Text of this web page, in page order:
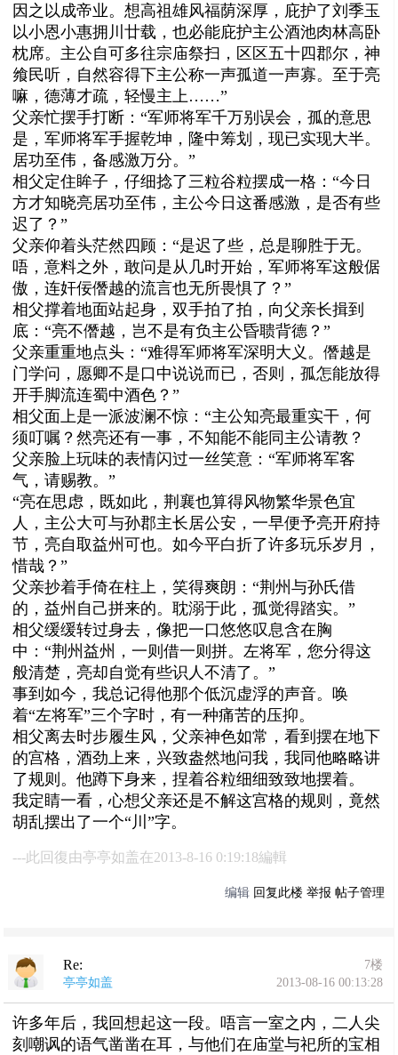
因之以成帝业。想高祖雄风福荫深厚，庇护了刘季玉
以小恩小惠拥川廿载，也必能庇护主公酒池肉林高卧
枕席。主公自可多往宗庙祭扫，区区五十四郡尔，神
飨民听，自然容得下主公称一声孤道一声寡。至于亮
嘛，德薄才疏，轻慢主上……”
父亲忙摆手打断：“军师将军千万别误会，孤的意思
是，军师将军手握乾坤，隆中筹划，现已实现大半。
居功至伟，备感激万分。”
相父定住眸子，仔细捻了三粒谷粒摆成一格：“今日
方才知晓亮居功至伟，主公今日这番感激，是否有些
迟了？”
父亲仰着头茫然四顾：“是迟了些，总是聊胜于无。
唔，意料之外，敢问是从几时开始，军师将军这般倨
傲，连奸佞僭越的流言也无所畏惧了？”
相父撑着地面站起身，双手拍了拍，向父亲长揖到
底：“亮不僭越，岂不是有负主公昏聩背德？”
父亲重重地点头：“难得军师将军深明大义。僭越是
门学问，愿卿不是口中说说而已，否则，孤怎能放得
开手脚流连蜀中酒色？”
相父面上是一派波澜不惊：“主公知亮最重实干，何
须叮嘱？然亮还有一事，不知能不能同主公请教？
父亲脸上玩味的表情闪过一丝笑意：“军师将军客
气，请赐教。”
“亮在思虑，既如此，荆襄也算得风物繁华景色宜
人，主公大可与孙郡主长居公安，一早便予亮开府持
节，亮自取益州可也。如今平白折了许多玩乐岁月，
惜哉？”
父亲抄着手倚在柱上，笑得爽朗：“荆州与孙氏借
的，益州自己拼来的。耽溺于此，孤觉得踏实。”
相父缓缓转过身去，像把一口悠悠叹息含在胸
中：“荆州益州，一则借一则拼。左将军，您分得这
般清楚，亮却自觉有些识人不清了。”
事到如今，我总记得他那个低沉虚浮的声音。唤
着“左将军”三个字时，有一种痛苦的压抑。
相父离去时步履生风，父亲神色如常，看到摆在地下
的宫格，酒劲上来，兴致盎然地问我，我同他略略讲
了规则。他蹲下身来，捏着谷粒细细致致地摆着。
我定睛一看，心想父亲还是不解这宫格的规则，竟然
胡乱摆出了一个“川”字。
---此回復由亭亭如盖在2013-8-16 0:19:18編輯
编辑 回复此楼 举报 帖子管理
Re:
7楼
亭亭如盖
2013-08-16 00:13:28
许多年后，我回想起这一段。唔言一室之内，二人尖
刻嘲讽的语气凿凿在耳，与他们在庙堂与祀所的宝相